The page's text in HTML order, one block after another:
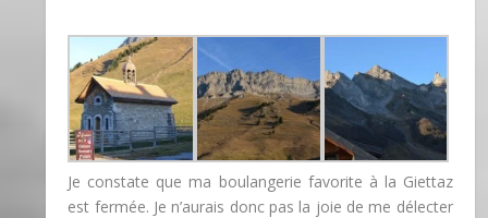
Je constate que ma boulangerie favorite à la Giettaz
est fermée. Je n’aurais donc pas la joie de me délecter